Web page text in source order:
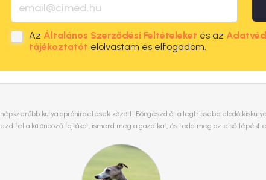
Az Általános Szerződési Feltételeket és az
tájékoztatót elolvastam és elfogadom.
kutya apróhirdetések között! Böngészd át a legfrissebb eladó
fel a különböző fajtákat, ismerd meg a gazdikat, és tedd meg az első lépést